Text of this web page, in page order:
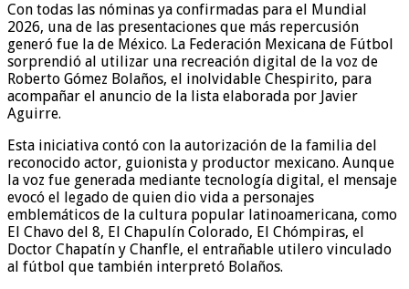
Con todas las nóminas ya confirmadas para el Mundial
2026, una de las presentaciones que más repercusión
generó fue la de México. La Federación Mexicana de Fútbol
sorprendió al utilizar una recreación digital de la voz de
Roberto Gómez Bolaños, el inolvidable Chespirito, para
acompañar el anuncio de la lista elaborada por Javier
Aguirre.
Esta iniciativa contó con la autorización de la familia del
reconocido actor, guionista y productor mexicano. Aunque
la voz fue generada mediante tecnología digital, el mensaje
evocó el legado de quien dio vida a personajes
emblemáticos de la cultura popular latinoamericana, como
El Chavo del 8, El Chapulín Colorado, El Chómpiras, el
Doctor Chapatín y Chanfle, el entrañable utilero vinculado
al fútbol que también interpretó Bolaños.